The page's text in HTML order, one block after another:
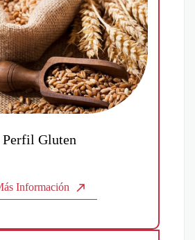
Perfil Gluten
Información